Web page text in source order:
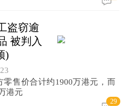
盗窃逾
被判入
)
售价合计约1900万港元，而
港元
29